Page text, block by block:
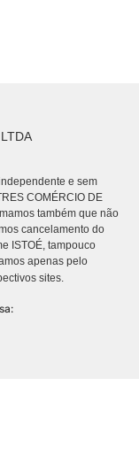
e sem
COMÉRCIO DE
também que não
cancelamento do
ISTOÉ, tampouco
apenas pelo
sites.